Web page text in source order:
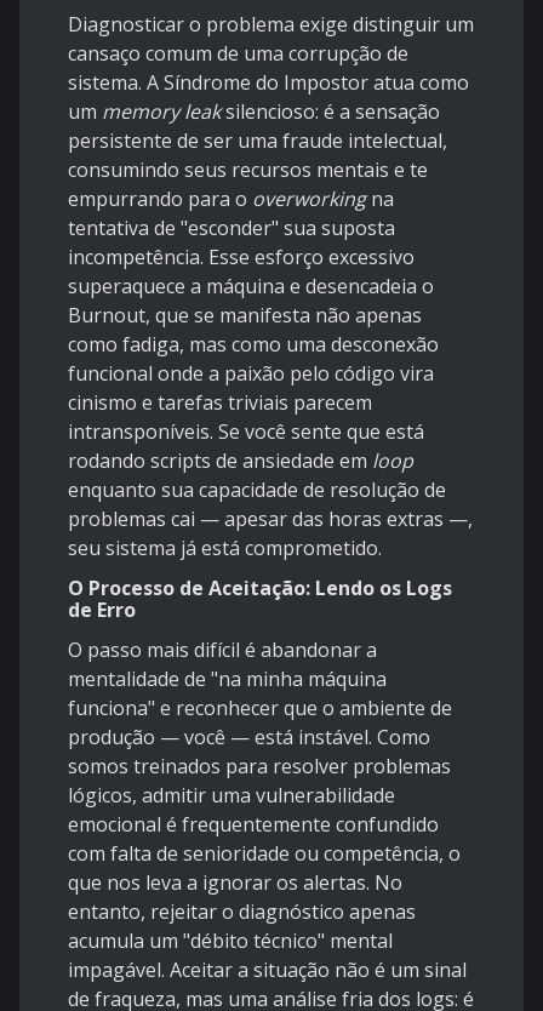
Diagnosticar o problema exige distinguir um
cansaço comum de uma corrupção de
sistema. A Síndrome do Impostor atua como
um memory leaksilencioso: é a sensação
persistente de ser uma fraude intelectual,
consumindo seus recursos mentais e te
empurrando para o overworkingna
tentativa de "esconder" sua suposta
incompetência. Esse esforço excessivo
superaquece a máquina e desencadeia o
Burnout, que se manifesta não apenas
como fadiga, mas como uma desconexão
funcional onde a paixão pelo código vira
cinismo e tarefas triviais parecem
intransponíveis. Se você sente que está
rodando scripts de ansiedade em loop
enquanto sua capacidade de resolução de
problemas cai — apesar das horas extras —,
seu sistema já está comprometido.
O Processo de Aceitação: Lendo os Logs
de Erro
O passo mais difícil é abandonar a
mentalidade de "na minha máquina
funciona" e reconhecer que o ambiente de
produção — você — está instável. Como
somos treinados para resolver problemas
lógicos, admitir uma vulnerabilidade
emocional é frequentemente confundido
com falta de senioridade ou competência, o
que nos leva a ignorar os alertas. No
entanto, rejeitar o diagnóstico apenas
acumula um "débito técnico" mental
impagável. Aceitar a situação não é um sinal
de fraqueza, mas uma análise fria dos logs: é